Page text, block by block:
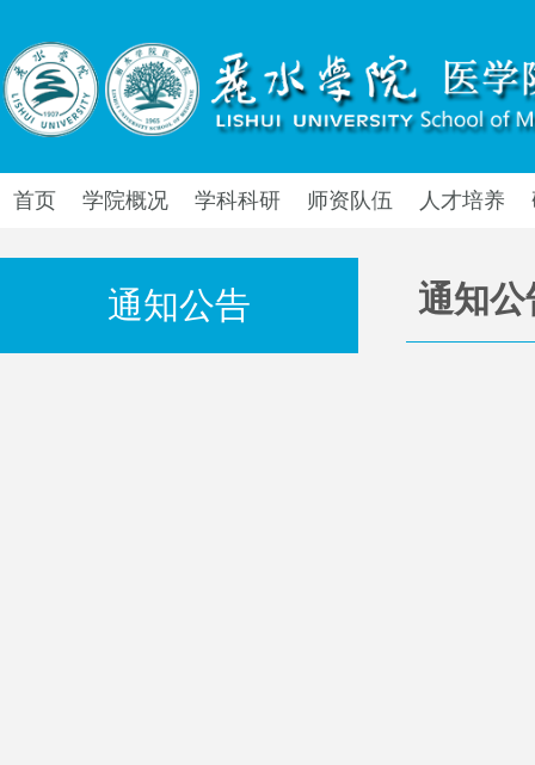
首页 学院概况 学科科研 师资队伍 人才培养
通知公告 通知公